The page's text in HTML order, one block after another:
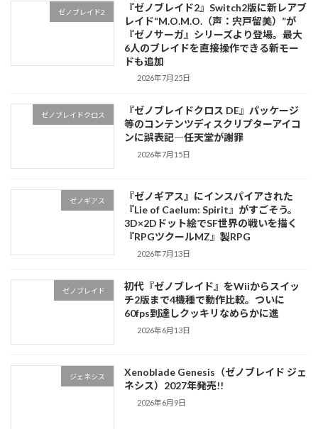
ゼノブレイド2
『ゼノブレイド2』Switch2版に新レアブ
レイド“M.O.M.O.（声：宍戸留美）”が
『ゼノサーガ』シリーズより登場。最大
6人のブレイドを直接操作できる新モー
ドも追加
2026年7月25日
ゼノブレイドクロス
『ゼノブレイドクロス DE』パッケージ
等のコンテンツディスクリプターアイコ
ンに誤表記―任天堂が謝罪
2026年7月15日
ゼノギアス
『ゼノギアス』にインスパイアされた
『Lie of Caelum: Spirit』がすごそう。
3D×2Dドット絵でSF世界の戦いを描く
『RPGツクールMZ』製RPG
2026年7月13日
ゼノブレイド
初代『ゼノブレイド』をWiiからスイッ
チ2版まで4機種で動作比較。ついに
60fps到達しクッキリなめらかに進
2026年6月13日
ジェネシス
Xenoblade Genesis（ゼノブレイド ジェ
ネシス）2027年発売!!
2026年6月9日